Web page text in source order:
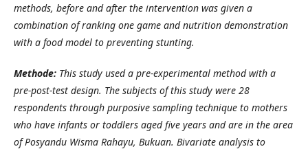
methods, before and after the intervention was given a
combination of ranking one game and nutrition demonstration
with a food model to preventing stunting.
Methode: This study used a pre-experimental method with a
pre-post-test design. The subjects of this study were 28
respondents through purposive sampling technique to mothers
who have infants or toddlers aged five years and are in the area
of ​​Posyandu Wisma Rahayu, Bukuan. Bivariate analysis to